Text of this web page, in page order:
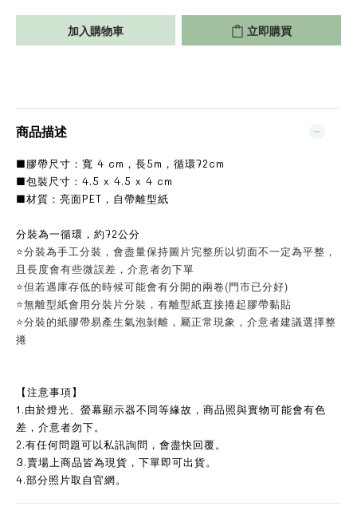
加入購物車 立即購買
商品描述
■膠帶尺寸：寬 4 cm，長5m，循環72cm
■包裝尺寸：4.5 x 4.5 x 4 cm
■材質：亮面PET，自帶離型紙
分裝為一循環，約72公分
⭐分裝為手工分裝，會盡量保持圖片完整所以切面不一定為平整，
且長度會有些微誤差，介意者勿下單
⭐但若遇庫存低的時候可能會有分開的兩卷(門市已分好)
⭐無離型紙會用分裝片分裝，有離型紙直接捲起膠帶黏貼
⭐分裝的紙膠帶易產生氣泡剝離，屬正常現象，介意者建議選擇整
捲
【注意事項】
1.由於燈光、螢幕顯示器不同等緣故，商品照與實物可能會有色
差，介意者勿下。
2.有任何問題可以私訊詢問，會盡快回覆。
3.賣場上商品皆為現貨，下單即可出貨。
4.部分照片取自官網。